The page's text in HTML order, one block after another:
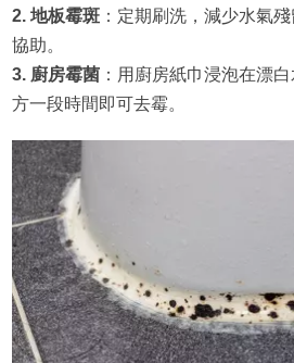
2. 地板霉斑：定期刷洗，減少水氣
協助。
3. 廚房霉菌：用廚房紙巾浸泡在漂
方一段時間即可去霉。